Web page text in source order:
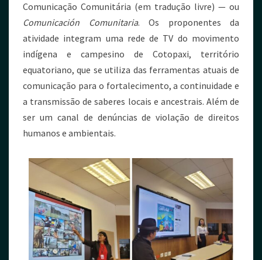
Comunicação Comunitária (em tradução livre) — ou
Comunicación Comunitaria. Os proponentes da
atividade integram uma rede de TV do movimento
indígena e campesino de Cotopaxi, território
equatoriano, que se utiliza das ferramentas atuais de
comunicação para o fortalecimento, a continuidade e
a transmissão de saberes locais e ancestrais. Além de
ser um canal de denúncias de violação de direitos
humanos e ambientais.